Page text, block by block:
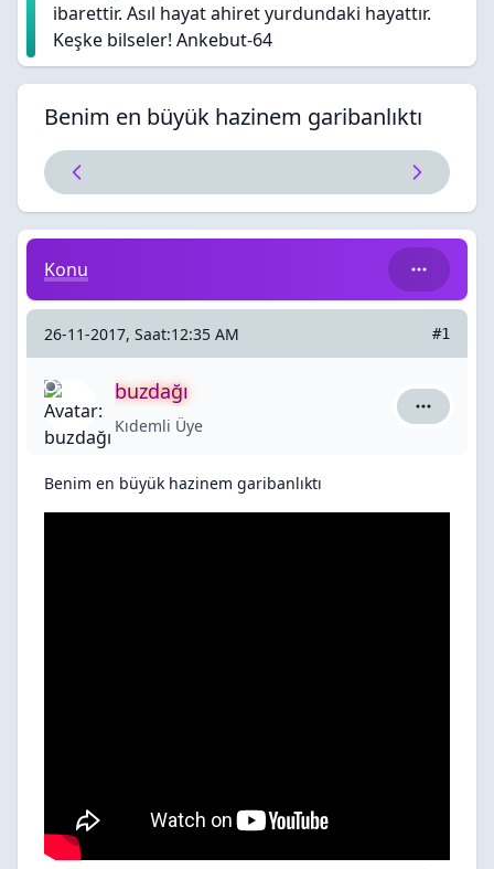
ibarettir. Asıl hayat ahiret yurdundaki hayattır.
Keşke bilseler! Ankebut-64
Benim en büyük hazinem garibanlıktı
Benim en büyük hazinem garibanlıktı
Konu
26-11-2017, Saat:12:35 AM #1
buzdağı
Kıdemli Üye buzdağı
Benim en büyük hazinem garibanlıktı